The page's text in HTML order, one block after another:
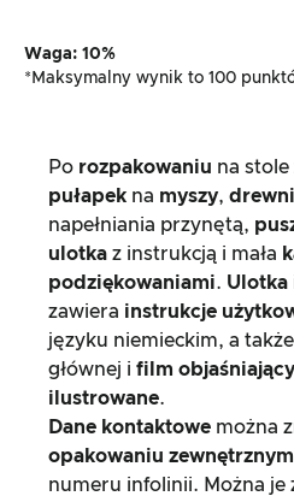
Waga: 10%
*Maksymalny wynik to 100
Po rozpakowaniu na stole
pułapek na myszy,
napełniania przynętą,
ulotka z instrukcją i mała
podziękowaniami. Ulotka
zawiera instrukcje
języku niemieckim, a także
głównej i film objaśniający
ilustrowane.
Dane kontaktowe można
opakowaniu zewnętrznym
numeru infolinii. Można je